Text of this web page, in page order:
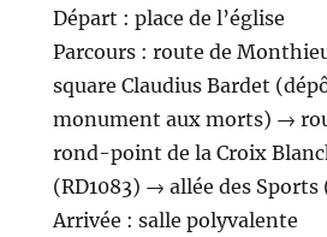
Départ : place de l’église
Parcours : route de
square Claudius Bardet
monument aux morts) →
rond-point de la Croix
(RD1083) → allée des Sports
Arrivée : salle polyvalente